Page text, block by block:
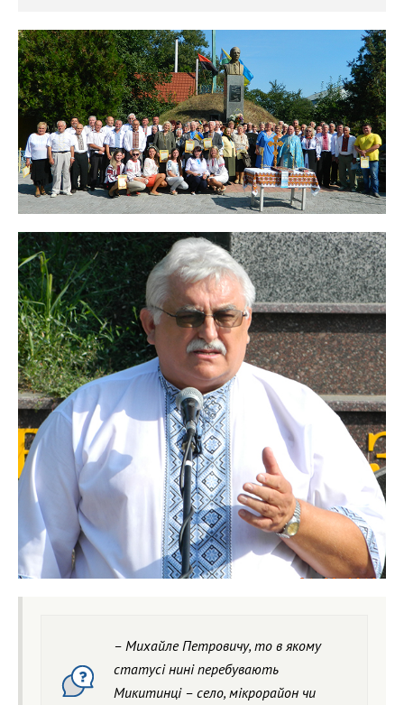
– Михайле Петровичу, то в якому
статусі нині перебувають
Микитинці – село, мікрорайон чи